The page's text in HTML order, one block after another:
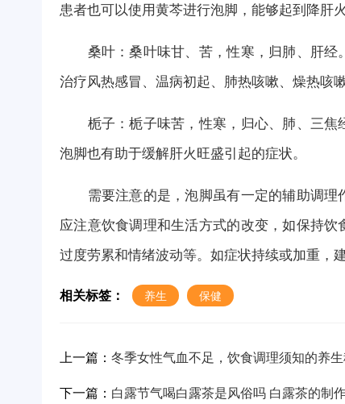
患者也可以使用黄芩进行泡脚，能够起到降肝火
桑叶：桑叶味甘、苦，性寒，归肺、肝经
治疗风热感冒、温病初起、肺热咳嗽、燥热咳
栀子：栀子味苦，性寒，归心、肺、三焦
泡脚也有助于缓解肝火旺盛引起的症状。
需要注意的是，泡脚虽有一定的辅助调理
应注意饮食调理和生活方式的改变，如保持
过度劳累和情绪波动等。如症状持续或加重，
相关标签： 养生 保健
上一篇： 冬季女性气血不足，饮食调理须知的养
下一篇： 白露节气喝白露茶是风俗吗 白露茶的制